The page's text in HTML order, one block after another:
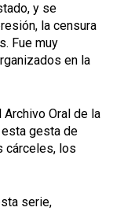
y se
la censura
Fue muy
en la
Oral de la
gesta de
cárceles, los
serie,